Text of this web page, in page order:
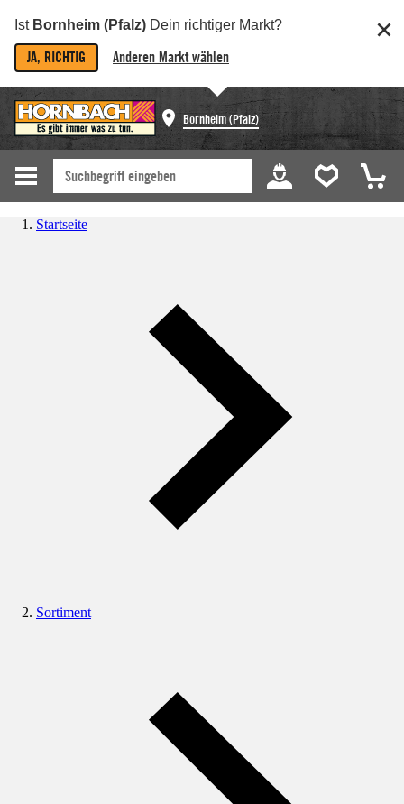
Ist Bornheim (Pfalz) Dein richtiger Markt?
JA, RICHTIG Anderen Markt wählen
Bornheim (Pfalz)
Startseite
Sortiment